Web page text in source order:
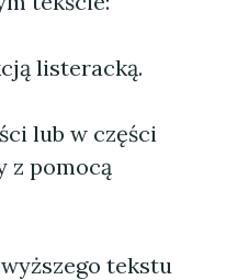
listeracką.
lub w części
z pomocą
tekstu